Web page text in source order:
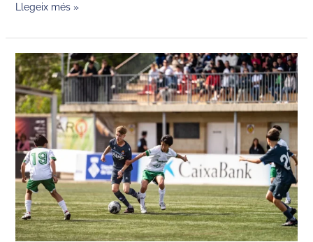
Llegeix més »
El
MICFootball
supera
els
300
equips
inscrits
pel
2026